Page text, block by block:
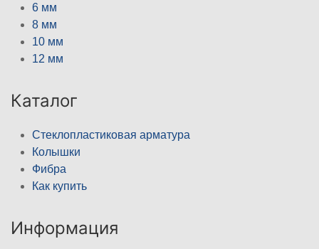
6 мм
8 мм
10 мм
12 мм
Каталог
Стеклопластиковая арматура
Колышки
Фибра
Как купить
Информация